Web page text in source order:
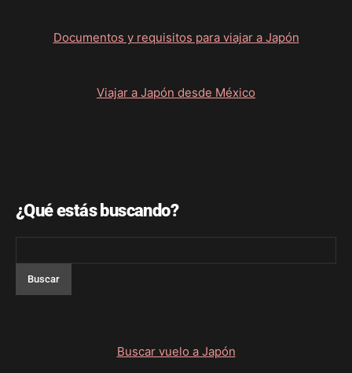
Documentos y requisitos para viajar a Japón
Viajar a Japón desde México
¿Qué estás buscando?
Buscar vuelo a Japón